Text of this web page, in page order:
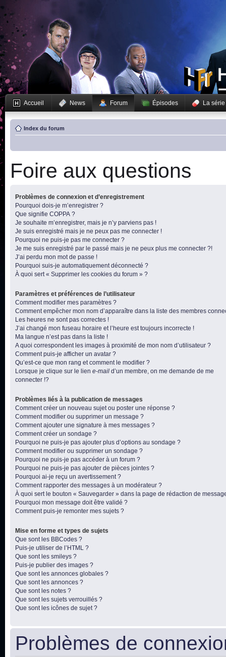
Accueil News Forum Épisodes La série
Index du forum
Foire aux questions
Problèmes de connexion et d’enregistrement
Pourquoi dois-je m’enregistrer ?
Que signifie COPPA ?
Je souhaite m’enregistrer, mais je n’y parviens pas !
Je suis enregistré mais je ne peux pas me connecter !
Pourquoi ne puis-je pas me connecter ?
Je me suis enregistré par le passé mais je ne peux plus me connecter ?!
J’ai perdu mon mot de passe !
Pourquoi suis-je automatiquement déconnecté ?
À quoi sert « Supprimer les cookies du forum » ?
Paramètres et préférences de l’utilisateur
Comment modifier mes paramètres ?
Comment empêcher mon nom d’apparaître dans la liste des membres
Les heures ne sont pas correctes !
J’ai changé mon fuseau horaire et l’heure est toujours incorrecte !
Ma langue n’est pas dans la liste !
A quoi correspondent les images à proximité de mon nom d’utilisateur ?
Comment puis-je afficher un avatar ?
Qu’est-ce que mon rang et comment le modifier ?
Lorsque je clique sur le lien e-mail d’un membre, on me demande de me
connecter !?
Problèmes liés à la publication de messages
Comment créer un nouveau sujet ou poster une réponse ?
Comment modifier ou supprimer un message ?
Comment ajouter une signature à mes messages ?
Comment créer un sondage ?
Pourquoi ne puis-je pas ajouter plus d’options au sondage ?
Comment modifier ou supprimer un sondage ?
Pourquoi ne puis-je pas accéder à un forum ?
Pourquoi ne puis-je pas ajouter de pièces jointes ?
Pourquoi ai-je reçu un avertissement ?
Comment rapporter des messages à un modérateur ?
À quoi sert le bouton « Sauvegarder » dans la page de rédaction de
Pourquoi mon message doit être validé ?
Comment puis-je remonter mes sujets ?
Mise en forme et types de sujets
Que sont les BBCodes ?
Puis-je utiliser de l’HTML ?
Que sont les smileys ?
Puis-je publier des images ?
Que sont les annonces globales ?
Que sont les annonces ?
Que sont les notes ?
Que sont les sujets verrouillés ?
Que sont les icônes de sujet ?
Problèmes de